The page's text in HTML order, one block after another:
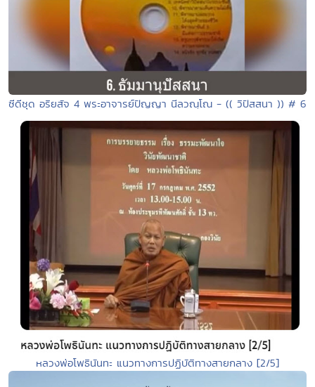
ซีดีชุด อริยสัจ 4 พระอาจารย์ปัญญา นีลวณฺโณ - (( วิปัสสนา )) # 6
หลวงพ่อโพธินันทะ แนวทางการปฏิบัติทางสายกลาง [2/5]